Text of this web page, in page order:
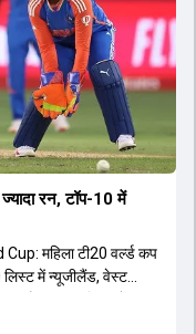
रन, टॉप-10 में
महिला टी20 वर्ल्ड कप
लिस्ट में न्यूजीलैंड, वेस्ट
है. टॉप 10 लिस्ट में तीन
वेस्ट इंडीज की दो खिलाड़ी